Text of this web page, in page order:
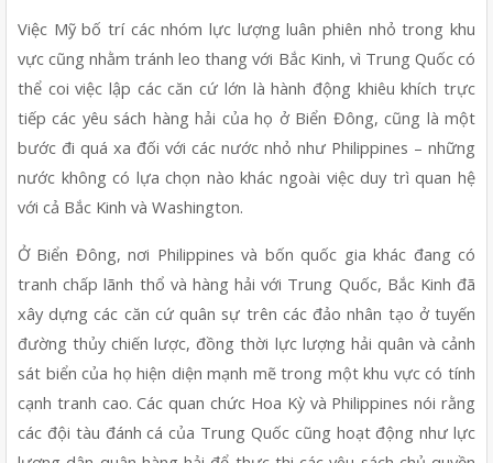
Việc Mỹ bố trí các nhóm lực lượng luân phiên nhỏ trong khu
vực cũng nhằm tránh leo thang với Bắc Kinh, vì Trung Quốc có
thể coi việc lập các căn cứ lớn là hành động khiêu khích trực
tiếp các yêu sách hàng hải của họ ở Biển Đông, cũng là một
bước đi quá xa đối với các nước nhỏ như Philippines – những
nước không có lựa chọn nào khác ngoài việc duy trì quan hệ
với cả Bắc Kinh và Washington.
Ở Biển Đông, nơi Philippines và bốn quốc gia khác đang có
tranh chấp lãnh thổ và hàng hải với Trung Quốc, Bắc Kinh đã
xây dựng các căn cứ quân sự trên các đảo nhân tạo ở tuyến
đường thủy chiến lược, đồng thời lực lượng hải quân và cảnh
sát biển của họ hiện diện mạnh mẽ trong một khu vực có tính
cạnh tranh cao. Các quan chức Hoa Kỳ và Philippines nói rằng
các đội tàu đánh cá của Trung Quốc cũng hoạt động như lực